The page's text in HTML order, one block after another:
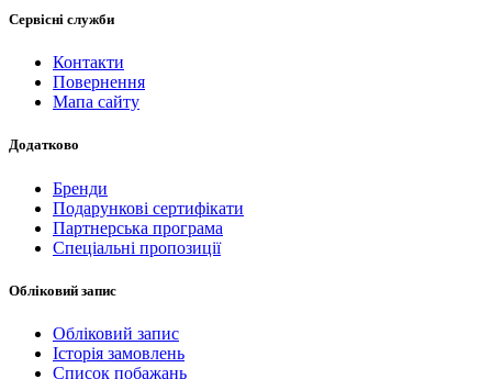
Сервісні служби
Контакти
Повернення
Мапа сайту
Додатково
Бренди
Подарункові сертифікати
Партнерська програма
Спеціальні пропозиції
Обліковий запис
Обліковий запис
Історія замовлень
Список побажань